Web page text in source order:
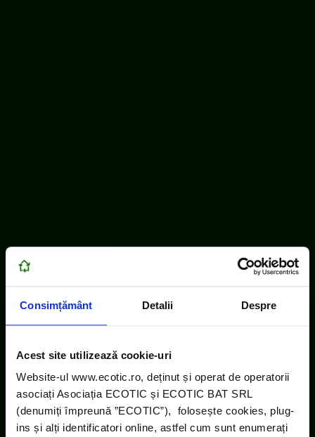
Consimțământ Detalii Despre
Acest site utilizează cookie-uri
Website-ul www.ecotic.ro, deținut și operat de operatorii
asociați Asociația ECOTIC și ECOTIC BAT SRL
(denumiți împreună ”ECOTIC”), folosește cookies, plug-
ins și alți identificatori online, astfel cum sunt enumerați